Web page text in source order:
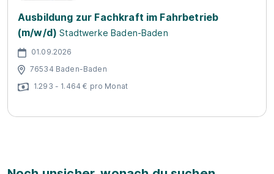
Ausbildung zur Fachkraft im Fahrbetrieb
(m/w/d) Stadtwerke Baden-Baden
01.09.2026
76534 Baden-Baden
1.293 - 1.464 € pro Monat